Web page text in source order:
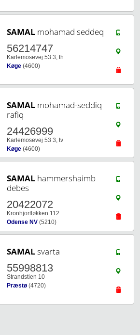
SAMAL mohamad seddeq
56214747
Karlemosevej 53 3, th
Køge (4600)
SAMAL mohamad-seddiq
rafiq
24426999
Karlemosevej 53 3, tv
Køge (4600)
SAMAL hammershaimb
debes
20422072
Kronhjortløkken 112
Odense NV (5210)
SAMAL svarta
55998813
Strandstien 10
Præstø (4720)